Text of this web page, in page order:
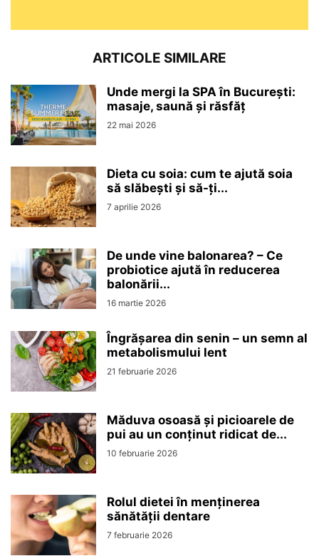
ARTICOLE SIMILARE
Unde mergi la SPA în București:
masaje, saună și răsfăț
22 mai 2026
Dieta cu soia: cum te ajută soia
să slăbești și să-ți...
7 aprilie 2026
De unde vine balonarea? – Ce
probiotice ajută în reducerea
balonării...
16 martie 2026
Îngrășarea din senin – un semn al
metabolismului lent
21 februarie 2026
Măduva osoasă și picioarele de
pui au un conținut ridicat de...
10 februarie 2026
Rolul dietei în menținerea
sănătății dentare
7 februarie 2026